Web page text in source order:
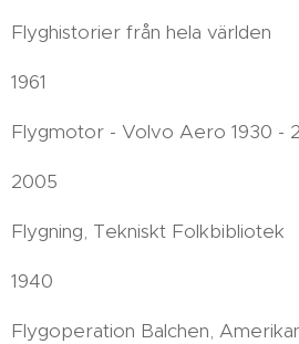
Flyghistorier från hela världen
1961
Flygmotor - Volvo Aero 1930 -
2005
Flygning, Tekniskt Folkbibliotek
1940
Flygoperation Balchen,